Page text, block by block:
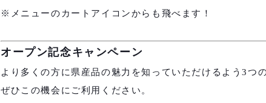
※メニューのカートアイコンからも飛べます！
オープン記念キャンペーン
より多くの方に県産品の魅力を知っていただけるよう3つ
ぜひこの機会にご利用ください。